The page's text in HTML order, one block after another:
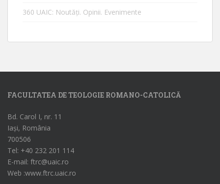
360 UAIC: Noutăţi. Opinii. Evenimente
FACULTATEA DE TEOLOGIE ROMANO-CATOLICĂ
Bd. Carol I, nr. 11
Iași, România
700506
Tel: +40 232 201 114
E-mail: ftrc@uaic.ro
Web :www.ftrc.uaic.ro